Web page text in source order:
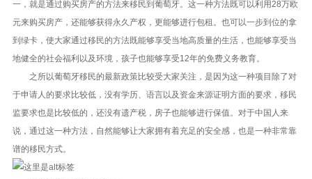
一，就是通过购买房产的方法来移民到葡萄牙。这一种方法既可以利用28万欧
元来购买房产，还能够获得永久产权，更能够进行包租。也可以一步到位的拿
到绿卡，使大家通过移民的方法既能够享受当地高质量的生活，也能够享受当
地健全的社会福利以及环境，孩子也能够享受12年的免费义务教育。
之所以葡萄牙移民的最新政策比较受大家关注，是因为这一种项目除了对
于申请人的要求比较低，没有学历、语言以及资金来源证明方面的要求，移民
监要求也是比较低的，还没有遗产税，房子也能够进行保值。对于中国人来
说，通过这一种方法，自然能够让大家拥有着充足的安全感，也是一种非常靠
谱的移民方式。